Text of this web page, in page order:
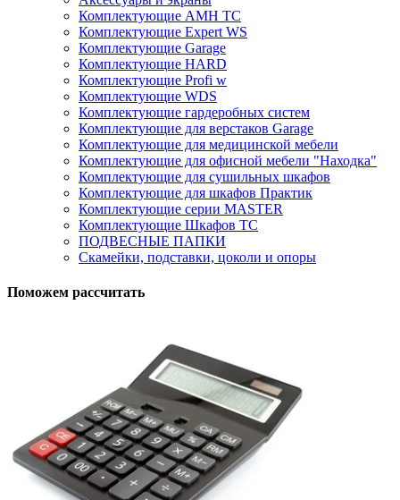
Комплектующие AMH TC
Комплектующие Expert WS
Комплектующие Garage
Комплектующие HARD
Комплектующие Profi w
Комплектующие WDS
Комплектующие гардеробных систем
Комплектующие для верстаков Garage
Комплектующие для медицинской мебели
Комплектующие для офисной мебели "Находка"
Комплектующие для сушильных шкафов
Комплектующие для шкафов Практик
Комплектующие серии MASTER
Комплектующие Шкафов ТС
ПОДВЕСНЫЕ ПАПКИ
Скамейки, подставки, цоколи и опоры
Поможем рассчитать